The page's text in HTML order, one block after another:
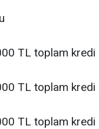
TL toplam kredi
TL toplam kredi
TL toplam kredi